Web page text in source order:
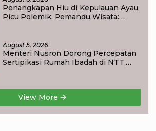
Penangkapan Hiu di Kepulauan Ayau
Picu Polemik, Pemandu Wisata:
August 5, 2026
Menteri Nusron Dorong Percepatan
Sertipikasi Rumah Ibadah di NTT,
View More